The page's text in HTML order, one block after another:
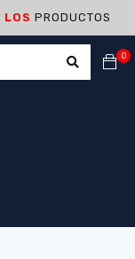
LOS PRODUCTOS
0